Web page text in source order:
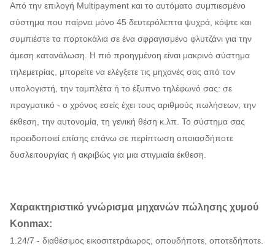
Από την επιλογή Multipayment και το αυτόματο συμπιεσμένο
σύστημα που παίρνει μόνο 45 δευτερόλεπτα ψυχρά, κόψτε και
συμπιέστε τα πορτοκάλια σε ένα σφραγισμένο φλυτζάνι για την
άμεση κατανάλωση. Η πιό προηγμένοη είναι μακρινό σύστημα
τηλεμετρίας, μπορείτε να ελέγξετε τις μηχανές σας από τον
υπολογιστή, την ταμπλέτα ή το έξυπνο τηλέφωνό σας: σε
πραγματικό - ο χρόνος εσείς έχει τους αριθμούς πωλήσεων, την
έκθεση, την αυτονομία, τη γενική θέση κ.λπ. Το σύστημα σας
προειδοποιεί επίσης επάνω σε περίπτωση οποιασδήποτε
δυσλειτουργίας ή ακριβώς για μια στιγμιαία έκθεση.
Χαρακτηριστικό γνώρισμα μηχανών πώλησης χυμού
Konmax:
1.24/7 - διαθέσιμος εικοσιτετράωρος, οπουδήποτε, οποτεδήποτε.